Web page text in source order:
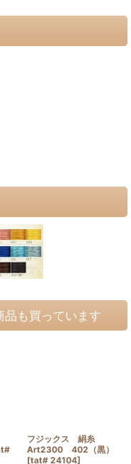
品も買っています
フジックス 絹糸
Art2300 402（黒）
[tat# 24104]